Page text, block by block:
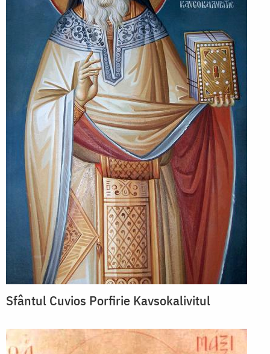
Sfântul Cuvios Porfirie Kavsokalivitul